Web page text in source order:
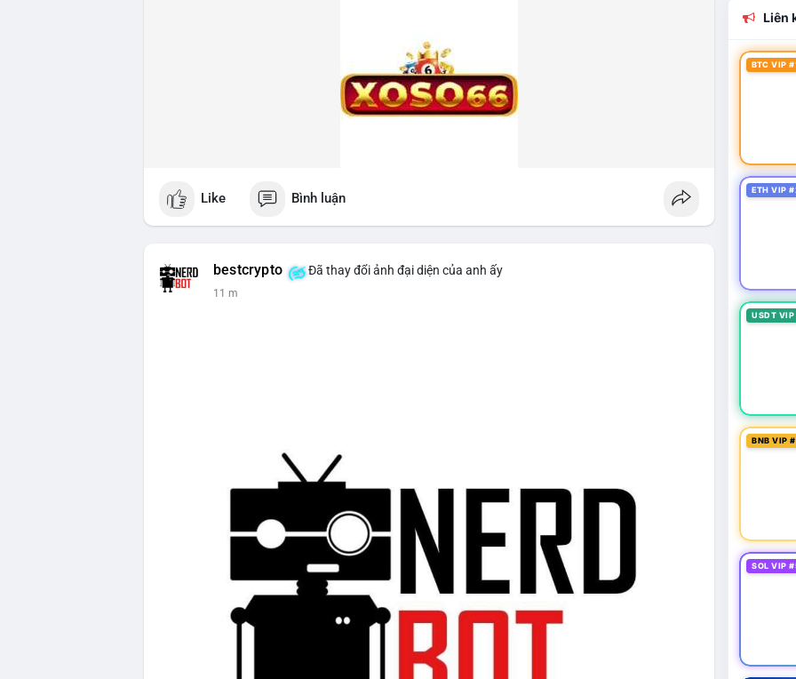
Like Bình luận
bestcrypto Đã thay đổi ảnh đại diện của anh ấy
11 m
Liên
BTC VIP
ETH VIP
USDT
BNB VIP
SOL VIP